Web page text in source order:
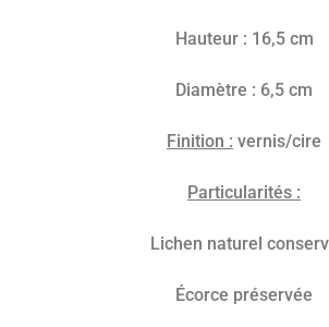
Hauteur : 16,5 cm
Diamètre : 6,5 cm
Finition : vernis/cire
Particularités :
Lichen naturel
Écorce préservée